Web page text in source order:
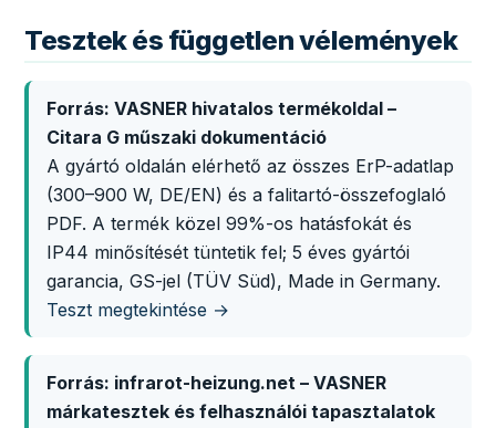
Tesztek és független vélemények
Forrás: VASNER hivatalos termékoldal –
Citara G műszaki dokumentáció
A gyártó oldalán elérhető az összes ErP-adatlap
(300–900 W, DE/EN) és a falitartó-összefoglaló
PDF. A termék közel 99%-os hatásfokát és
IP44 minősítését tüntetik fel; 5 éves gyártói
garancia, GS-jel (TÜV Süd), Made in Germany.
Teszt megtekintése →
Forrás: infrarot-heizung.net – VASNER
márkatesztek és felhasználói tapasztalatok